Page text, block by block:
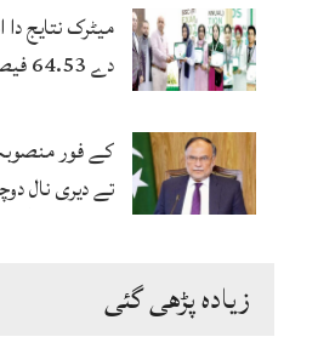
میٹرک نتایج دا
دے
کے فور
زیادہ پڑھی گئی